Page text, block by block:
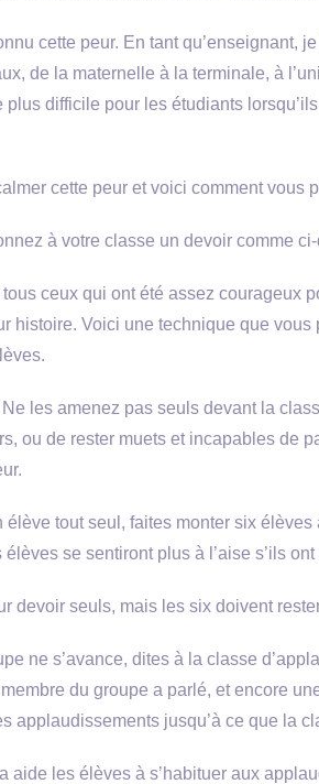
cette peur. En tant qu’enseignant,
de la maternelle à la terminale, à
plus difficile pour les étudiants
cette peur et voici comment vous
à votre classe un devoir comme
ceux qui ont été assez courageux
histoire. Voici une technique que
les amenez pas seuls devant la
ou de rester muets et incapables de
tout seul, faites monter six
se sentiront plus à l’aise s’ils
devoir seuls, mais les six doivent
ne s’avance, dites à la classe
du groupe a parlé, et encore
applaudissements jusqu’à ce que la
aide les élèves à s’habituer aux